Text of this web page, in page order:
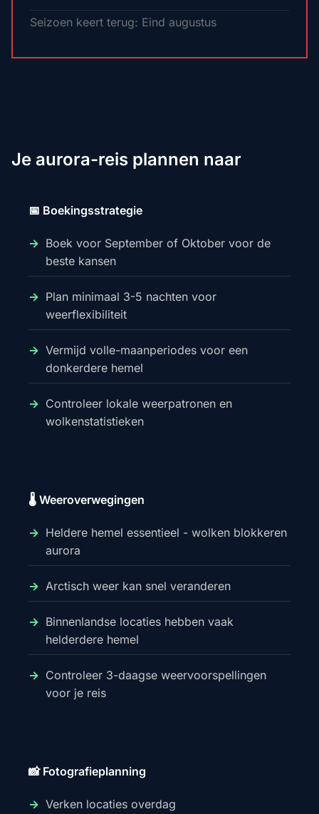
Seizoen keert terug: Eind augustus
Je aurora-reis plannen naar
📅 Boekingsstrategie
Boek voor September of Oktober voor de
beste kansen
Plan minimaal 3-5 nachten voor
weerflexibiliteit
Vermijd volle-maanperiodes voor een
donkerdere hemel
Controleer lokale weerpatronen en
wolkenstatistieken
🌡️ Weeroverwegingen
Heldere hemel essentieel - wolken blokkeren
aurora
Arctisch weer kan snel veranderen
Binnenlandse locaties hebben vaak
helderdere hemel
Controleer 3-daagse weervoorspellingen
voor je reis
📸 Fotografieplanning
Verken locaties overdag